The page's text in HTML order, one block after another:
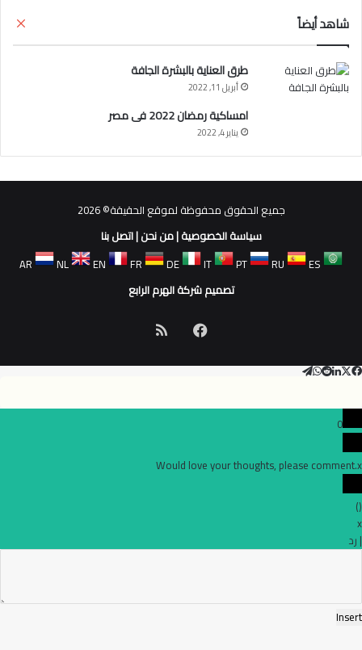
شاهد أيضاً
طرق العناية بالبشرة الجافة
أبريل 11, 2022
امساكية رمضان 2022 فى مصر
يناير 4, 2022
جميع الحقوق محفوظة لموقع الحقيقة© 2026
سياسة الخصوصية|من نحن|اتصل بنا
AR
NL EN FR DE IT PT RU
ES
تصميم شركة الهرم الرابع
فيسبوك
الموقع
RSS
0
Would love your thoughts, please comment.x
(
)
x
| رد
Insert